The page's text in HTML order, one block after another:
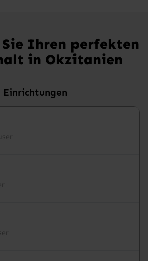
Ihren perfekten
in Okzitanien
Einrichtungen